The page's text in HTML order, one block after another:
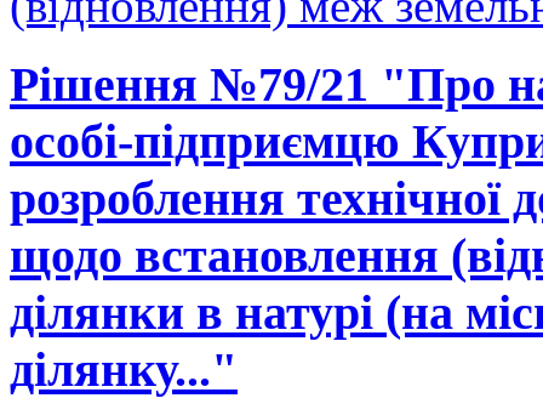
Рішення №79/21 "Про
особі-підприємцю
розроблення технічної
щодо встановлення
ділянки в натурі (на
ділянку..."